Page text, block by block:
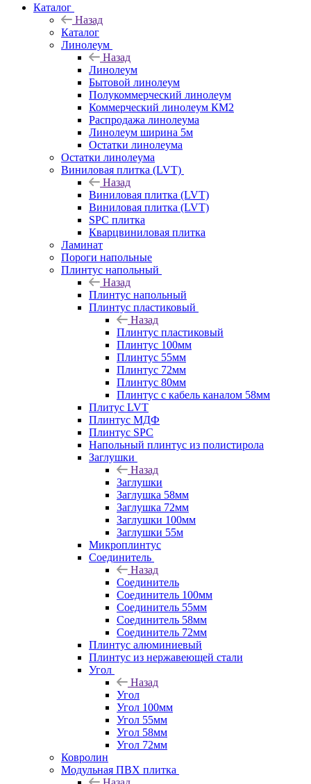
Каталог
Назад
Каталог
Линолеум
Назад
Линолеум
Бытовой линолеум
Полукоммерческий линолеум
Коммерческий линолеум КМ2
Распродажа линолеума
Линолеум ширина 5м
Остатки линолеума
Остатки линолеума
Виниловая плитка (LVT)
Назад
Виниловая плитка (LVT)
Виниловая плитка (LVT)
SPC плитка
Кварцвиниловая плитка
Ламинат
Пороги напольные
Плинтус напольный
Назад
Плинтус напольный
Плинтус пластиковый
Назад
Плинтус пластиковый
Плинтус 100мм
Плинтус 55мм
Плинтус 72мм
Плинтус 80мм
Плинтус с кабель каналом 58мм
Плитус LVT
Плинтус МДФ
Плинтус SPC
Напольный плинтус из полистирола
Заглушки
Назад
Заглушки
Заглушка 58мм
Заглушка 72мм
Заглушки 100мм
Заглушки 55м
Микроплинтус
Соединитель
Назад
Соединитель
Соединитель 100мм
Соединитель 55мм
Соединитель 58мм
Соединитель 72мм
Плинтус алюминиевый
Плинтус из нержавеющей стали
Угол
Назад
Угол
Угол 100мм
Угол 55мм
Угол 58мм
Угол 72мм
Ковролин
Модульная ПВХ плитка